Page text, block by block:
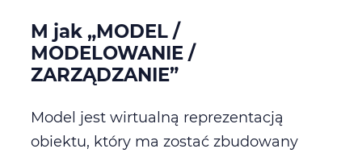
M jak „MODEL /
MODELOWANIE /
ZARZĄDZANIE”
Model jest wirtualną reprezentacją
obiektu, który ma zostać zbudowany